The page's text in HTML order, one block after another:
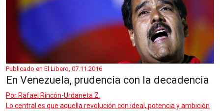
Publicado en El Libero, 07.11.2016
En Venezuela, prudencia con la decadencia
Por Rafael Rincón-Urdaneta Z.
Lo central es que aquella revolución con ideal, potencia y ambición